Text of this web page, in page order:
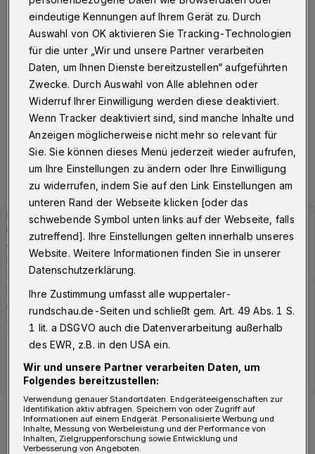
Wuppertal· Am Mittwoch (2. Februar 2022) um
10.03 Uhr hat die Stadt Wuppertal insgesamt 4.241
Personen gemeldet, die aktuell mit dem Corona-Virus
infiziert sind. Der Inzidenzwert liegt bei 1.645,07, die
Zahl der Neuinfektionen in den vergangenen sieben
Tagen bei 5.840.
02.02.2022 , 11:17 Uhr Eine Minute Lesezeit
Der Verlauf der Corona-Fälle in Wuppertal.
Foto: WR
eindeutige Kennungen auf Ihrem Gerät zu. Durch
Auswahl von OK aktivieren Sie Tracking-Technologien
für die unter „Wir und unsere Partner verarbeiten
Daten, um Ihnen Dienste bereitzustellen“ aufgeführten
Zwecke. Durch Auswahl von Alle ablehnen oder
Widerruf Ihrer Einwilligung werden diese deaktiviert.
Wenn Tracker deaktiviert sind, sind manche Inhalte und
Anzeigen möglicherweise nicht mehr so relevant für
Sie. Sie können dieses Menü jederzeit wieder aufrufen,
um Ihre Einstellungen zu ändern oder Ihre Einwilligung
zu widerrufen, indem Sie auf den Link Einstellungen am
unteren Rand der Webseite klicken [oder das
schwebende Symbol unten links auf der Webseite, falls
zutreffend]. Ihre Einstellungen gelten innerhalb unseres
Website. Weitere Informationen finden Sie in unserer
Datenschutzerklärung.
Ihre Zustimmung umfasst alle wuppertaler-
rundschau.de-Seiten und schließt gem. Art. 49 Abs. 1 S.
1 lit. a DSGVO auch die Datenverarbeitung außerhalb
des EWR, z.B. in den USA ein.
Wir und unsere Partner verarbeiten Daten, um
Folgendes bereitzustellen:
Verwendung genauer Standortdaten. Endgeräteeigenschaften zur
Identifikation aktiv abfragen. Speichern von oder Zugriff auf
Informationen auf einem Endgerät. Personalisierte Werbung und
Inhalte, Messung von Werbeleistung und der Performance von
Inhalten, Zielgruppenforschung sowie Entwicklung und
Verbesserung von Angeboten.